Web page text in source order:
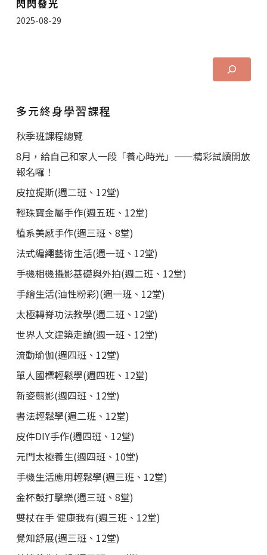
閃閃發光
2025-08-29
多元終身學習課程
秋季班課程總覽
8月，給自己和家人一段「養心時光」——精彩試讀開放
報名囉！
皮拉提斯(週二班、12堂)
輕珠寶金屬手作(週五班、12堂)
植系美感手作(週三班、8堂)
法式編繩藝術生活(週一班、12堂)
手機相機攝影基礎與外拍(週二班、12堂)
手繪生活(油性粉彩)(週一班、12堂)
太極轉脊功法教學(週二班、12堂)
世界人文建築走讀(週一班、12堂)
流動瑜伽(週四班、12堂)
單人國標輕鬆學(週四班、12堂)
新姿翦影(週四班、12堂)
書法輕鬆學(週二班、12堂)
皮件DIY手作(週四班、12堂)
元門太極養生(週四班、10堂)
手機生活應用輕鬆學(週三班、12堂)
金杯鼓打擊樂(週三班、8堂)
雙杖在手 健康我有(週三班、12堂)
覺知舒展(週三班、12堂)